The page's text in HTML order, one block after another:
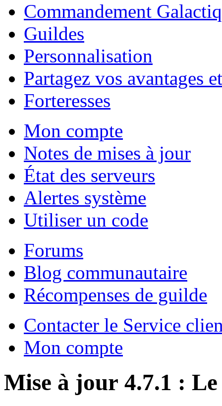
Commandement
Guildes
Personnalisation
Partagez vos avantages
Forteresses
Mon compte
Notes de mises à jour
État des serveurs
Alertes système
Utiliser un code
Forums
Blog communautaire
Récompenses de guilde
Contacter le Service
Mon compte
Mise à jour 4.7.1 :